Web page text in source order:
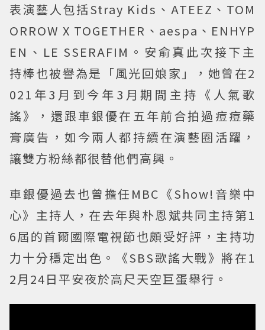
表演藝人包括Stray Kids、ATEEZ、TOM
ORROW X TOGETHER、aespa、ENHYP
EN、LE SSERAFIM。安俞真此次接下主
持棒也被譽為是「風光回娘家」，她曾在2
021年3月到今年3月期間主持《人氣歌
謠》，還跟車銀優在五年前合拍過痘痘藥
膏廣告，如今兩人都持續在演藝圈活躍，
讓雙方粉絲都很替他們高興。
車銀優過去也曾擔任MBC《Show!音樂中
心》主持人，在去年與朴恩斌共同主持第1
6屆的首爾國際電視節也頗受好評，主持功
力十分穩定出色。《SBS歌謠大戰》將在1
2月24日平安夜於高尺天空巨蛋舉行。